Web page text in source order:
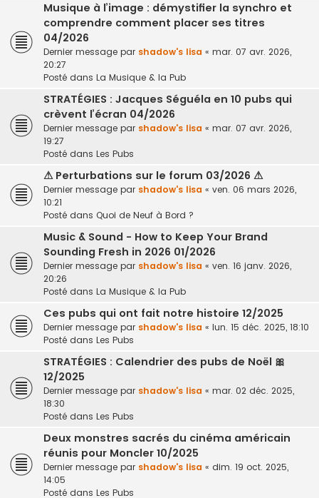
Musique à l’image : démystifier la synchro et
comprendre comment placer ses titres
04/2026
Dernier message par shadow's lisa « mar. 07 avr. 2026,
20:27
Posté dans La Musique & la Pub
STRATÉGIES : Jacques Séguéla en 10 pubs qui
crèvent l’écran 04/2026
Dernier message par shadow's lisa « mar. 07 avr. 2026,
19:27
Posté dans Les Pubs
⚠ Perturbations sur le forum 03/2026 ⚠
Dernier message par shadow's lisa « ven. 06 mars 2026,
10:21
Posté dans Quoi de Neuf à Bord ?
Music & Sound - How to Keep Your Brand
Sounding Fresh in 2026 01/2026
Dernier message par shadow's lisa « ven. 16 janv. 2026,
20:26
Posté dans La Musique & la Pub
Ces pubs qui ont fait notre histoire 12/2025
Dernier message par shadow's lisa « lun. 15 déc. 2025, 18:10
Posté dans Les Pubs
STRATÉGIES : Calendrier des pubs de Noël 🎀
12/2025
Dernier message par shadow's lisa « mar. 02 déc. 2025,
18:30
Posté dans Les Pubs
Deux monstres sacrés du cinéma américain
réunis pour Moncler 10/2025
Dernier message par shadow's lisa « dim. 19 oct. 2025,
14:05
Posté dans Les Pubs